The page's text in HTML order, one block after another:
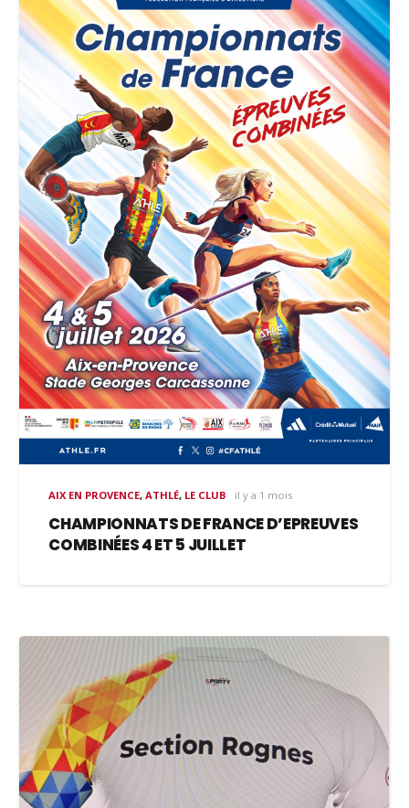
AIX EN PROVENCE,ATHLÉ, LE CLUB il y a 1 mois
CHAMPIONNATS DE FRANCE D’EPREUVES
COMBINÉES 4 ET 5 JUILLET